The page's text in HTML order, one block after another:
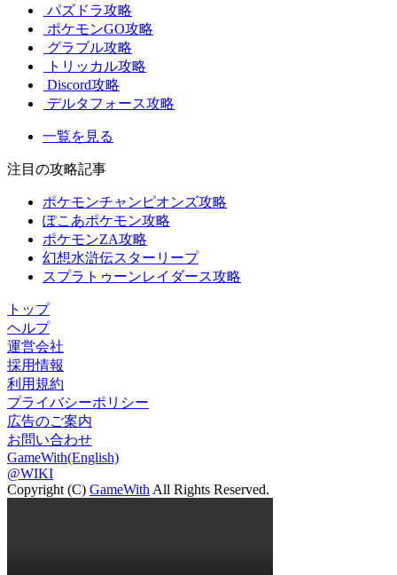
パズドラ攻略
ポケモンGO攻略
グラブル攻略
トリッカル攻略
Discord攻略
デルタフォース攻略
一覧を見る
注目の攻略記事
ポケモンチャンピオンズ攻略
ぽこあポケモン攻略
ポケモンZA攻略
幻想水滸伝スターリープ
スプラトゥーンレイダース攻略
トップ
ヘルプ
運営会社
採用情報
利用規約
プライバシーポリシー
広告のご案内
お問い合わせ
GameWith(English)
@WIKI
Copyright (C) GameWith All Rights Reserved.